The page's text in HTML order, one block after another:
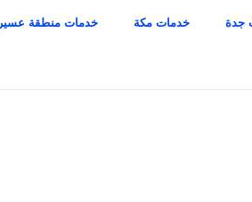
جدة خدمات مكة خدمات منطقة عسير